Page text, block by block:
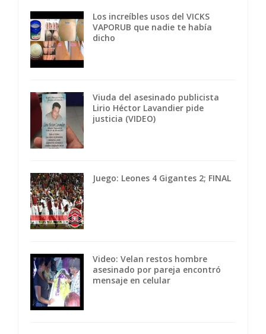
Los increíbles usos del VICKS
VAPORUB que nadie te había
dicho
Viuda del asesinado publicista
Lirio Héctor Lavandier pide
justicia (VIDEO)
Juego: Leones 4 Gigantes 2; FINAL
Video: Velan restos hombre
asesinado por pareja encontró
mensaje en celular